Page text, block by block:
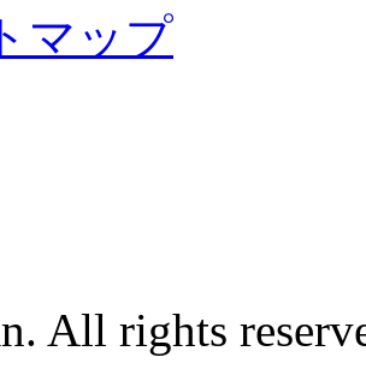
マップ
All rights